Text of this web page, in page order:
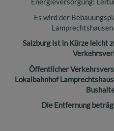
Es wird der
Salzburg ist in Kürze leicht
Öffentlicher
Lokalbahnhof
Die Entfernung